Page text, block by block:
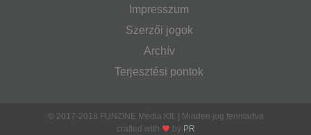
Impresszum
Szerzői jogok
Archív
Terjesztési pontok
© 2017-2018 FUNZINE Média Kft. | Minden jog fenntartva
crafted with
by PR